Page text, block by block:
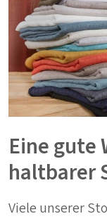
Eine gute
haltbarer
Viele unserer